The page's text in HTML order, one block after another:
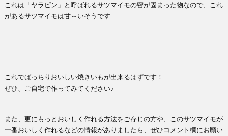
これは「ヤラピン」と呼ばれるサツマイモの密が固まった物なので、これ
があるサツマイモは甘～いそうです
これでばっちりおいしい焼きいもが出来るはずです！
ぜひ、ご自宅で作ってみてください♪
また、更にもっとおいしく作れる方法をご存じの方や、このサツマイモが
一番おいしく作れるなどの情報がありましたら、ぜひコメント欄にお願い